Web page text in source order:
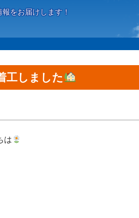
をお届けします！
工しました
は